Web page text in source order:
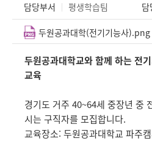
담당부서
평생학습팀 담
두원공과대학(전기기능사).png
두원공과대학교와 함께 하는 전
교육
경기도 거주 40~64세 중장년 중
시는 구직자를 모집합니다.
교육장소: 두원공과대학교 파주